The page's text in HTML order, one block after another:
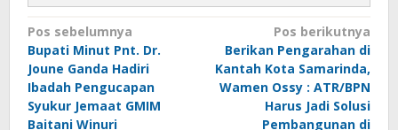
Navigasi
pos
Pos sebelumnya
Bupati Minut Pnt. Dr.
Joune Ganda Hadiri
Ibadah Pengucapan
Syukur Jemaat GMIM
Baitani Winuri
Pos berikutnya
Berikan Pengarahan di
Kantah Kota Samarinda,
Wamen Ossy : ATR/BPN
Harus Jadi Solusi
Pembangunan di